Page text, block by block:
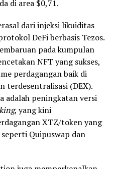
di area $0,71.
dari injeksi likuiditas
DeFi berbasis Tezos.
pada kumpulan
NFT yang sukses,
perdagangan baik di
terdesentralisasi (DEX).
adalah peningkatan versi
, yang kini
XTZ/token yang
Quipuswap dan